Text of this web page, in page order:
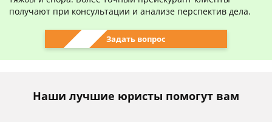
получают при консультации и анализе перспектив дела.
Задать вопрос
Наши лучшие юристы помогут вам